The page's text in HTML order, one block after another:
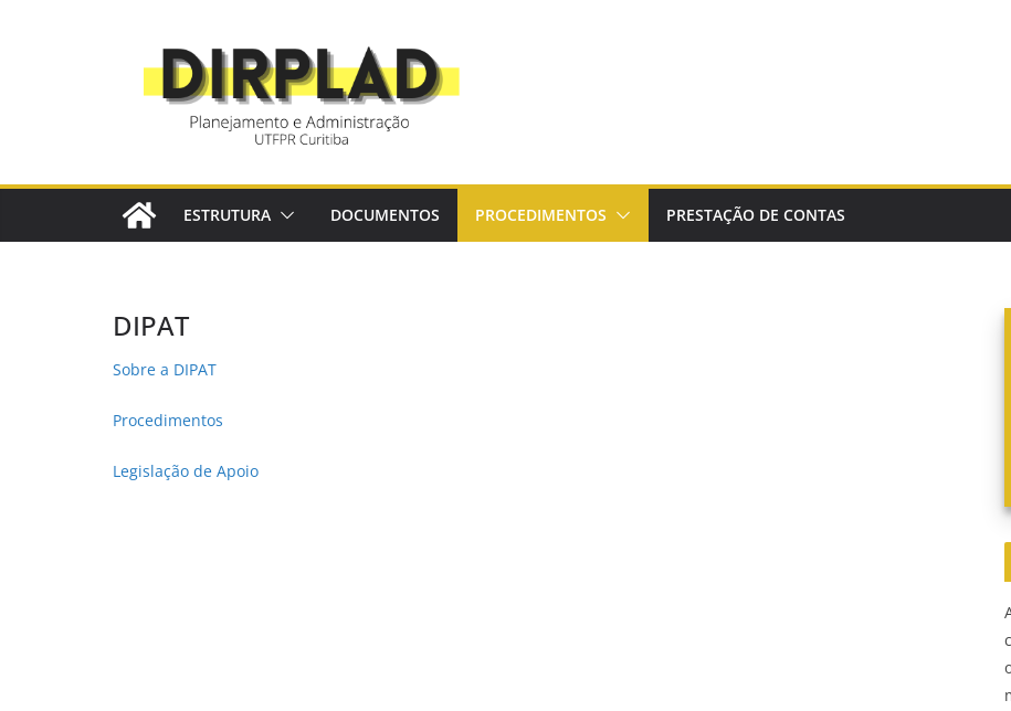
ESTRUTURA DOCUMENTOS PROCEDIMENTOS PRESTAÇÃO DE CONTAS
DIPAT
Sobre a DIPAT
Procedimentos
Legislação de Apoio